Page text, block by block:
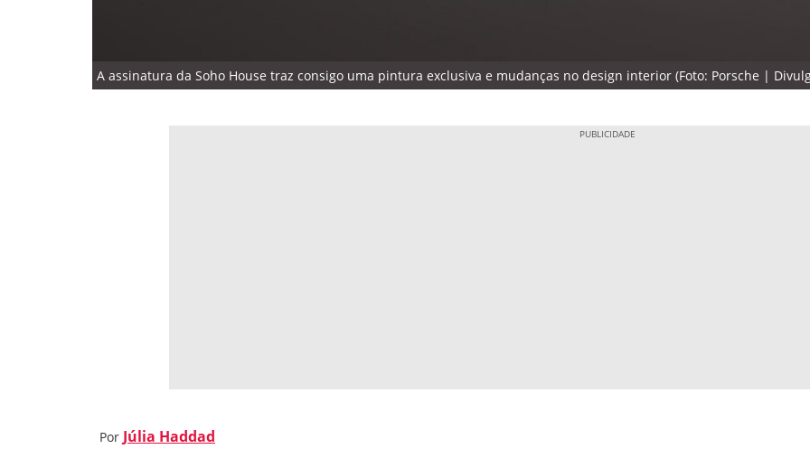
A assinatura da Soho House traz consigo uma pintura exclusiva e mudanças no design interior (Foto: Porsche |
Por Júlia Haddad